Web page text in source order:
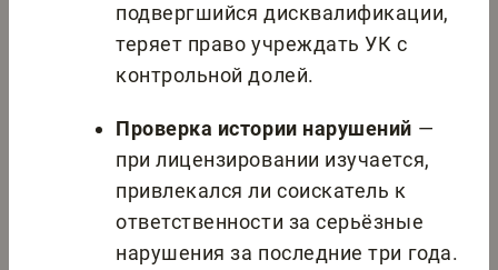
подвергшийся дисквалификации,
теряет право учреждать УК с
контрольной долей.
Проверка истории нарушений —
при лицензировании изучается,
привлекался ли соискатель к
ответственности за серьёзные
нарушения за последние три года.